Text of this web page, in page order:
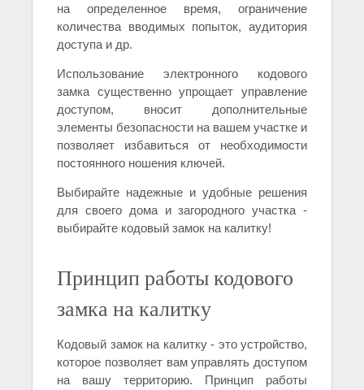
на определенное время, ограничение
количества вводимых попыток, аудитория
доступа и др.
Использование электронного кодового
замка существенно упрощает управление
доступом, вносит дополнительные
элементы безопасности на вашем участке и
позволяет избавиться от необходимости
постоянного ношения ключей.
Выбирайте надежные и удобные решения
для своего дома и загородного участка -
выбирайте кодовый замок на калитку!
Принцип работы кодового
замка на калитку
Кодовый замок на калитку - это устройство,
которое позволяет вам управлять доступом
на вашу территорию. Принцип работы